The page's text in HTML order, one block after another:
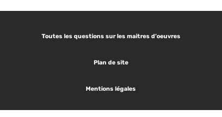
Toutes les questions sur les maitres d’oeuvres
Plan de site
Mentions légales